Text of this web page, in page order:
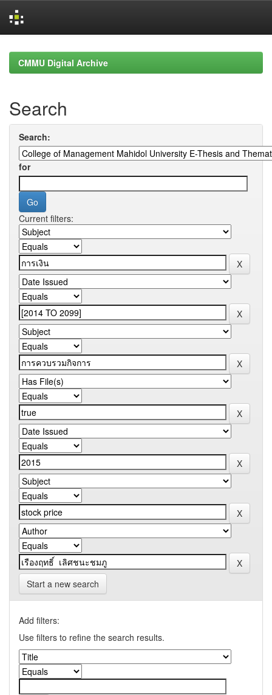
navigationCMMU Digital Archive
Search
Search:
for
Current filters:
Start a new search
Add filters:
Use filters to refine the search results.